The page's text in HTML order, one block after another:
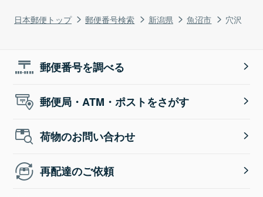
日本郵便トップ 郵便番号検索 新潟県 魚沼市 穴沢
郵便番号を調べる
郵便局・ATM・ポストをさがす
荷物のお問い合わせ
再配達のご依頼